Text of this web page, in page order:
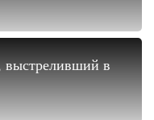
выстреливший в